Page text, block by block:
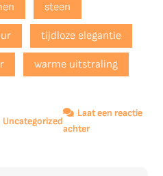
steen
tijdloze elegantie
warme uitstraling
Uncategorized
Laat een reactie
achterop